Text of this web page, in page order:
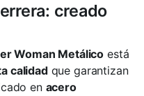
creado
Woman Metálico está
calidadque garantizan
en acero